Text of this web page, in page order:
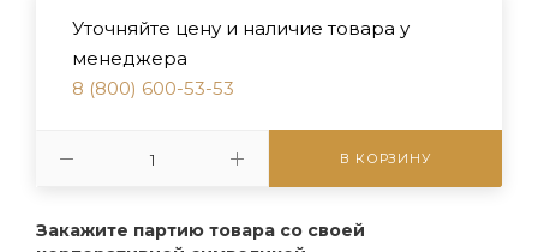
Уточняйте цену и наличие товара у
менеджера
8 (800) 600-53-53
В КОРЗИНУ
Закажите партию товара со своей